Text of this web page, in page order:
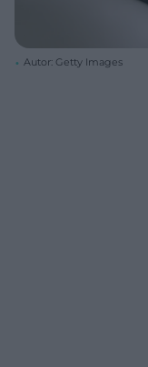
Autor: Getty Images